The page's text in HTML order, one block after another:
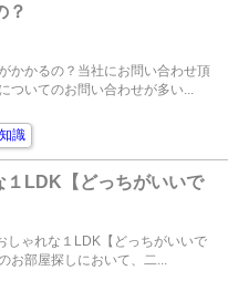
？
かかるの？当社にお問い合わせ頂
ついてのお問い合わせが多い...
識
LDK【どっちがいいで
ゃれな１LDK【どっちがいいで
お部屋探しにおいて、二...